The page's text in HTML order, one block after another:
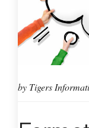
by Tigers